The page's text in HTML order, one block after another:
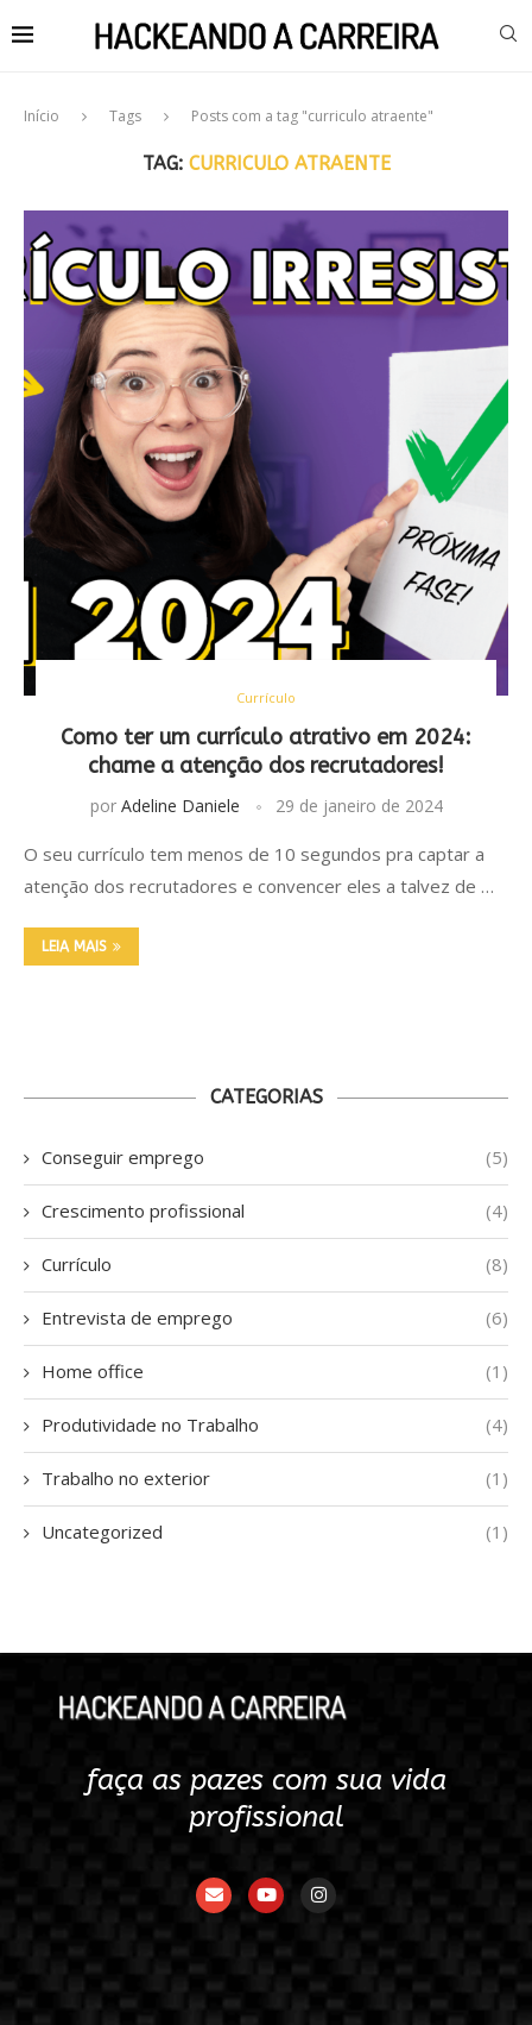
Início Tags Posts com a tag "curriculo atraente"
TAG: CURRICULO ATRAENTE
Currículo
Como ter um currículo atrativo em 2024:
chame a atenção dos recrutadores!
por Adeline Daniele 29 de janeiro de 2024
O seu currículo tem menos de 10 segundos pra captar a
atenção dos recrutadores e convencer eles a talvez de …
LEIA MAIS
CATEGORIAS
Conseguir emprego (5)
Crescimento profissional (4)
Currículo (8)
Entrevista de emprego (6)
Home office (1)
Produtividade no Trabalho (4)
Trabalho no exterior (1)
Uncategorized (1)
faça as pazes com sua vida
profissional